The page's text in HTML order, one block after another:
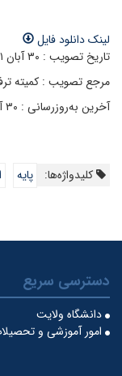
لینک دانلود فایل
تاریخ تصویب : ۳۰ آبان ۱۴۰۱
مرجع تصویب : کمیته
آخرین به‌روزرسانی : ۳۰ آبان ۱۴۰۱
کلیدواژه‌ها: پایه
دسترسی سریع
دانشگاه ولایت
امور آموزشی و